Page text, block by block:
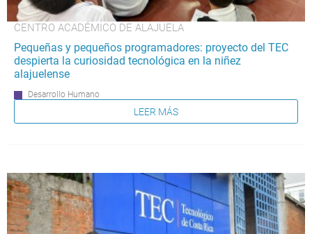
CENTRO ACADÉMICO DE ALAJUELA
Pequeñas y pequeños programadores: proyecto del TEC
despierta la curiosidad tecnológica en la niñez
alajuelense
Desarrollo Humano
LEER MÁS